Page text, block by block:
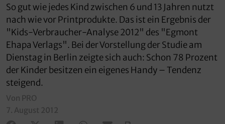
So gut wie jedes Kind zwischen 6 und 13 Jahren nutzt
nach wie vor Printprodukte. Das ist ein Ergebnis der
"Kids-Verbraucher-Analyse 2012" des "Egmont
Ehapa Verlags". Bei der Vorstellung der Studie am
Dienstag in Berlin zeigte sich auch: Schon 78 Prozent
der Kinder besitzen ein eigenes Handy – Tendenz
steigend.
Von PRO
7. August 2012